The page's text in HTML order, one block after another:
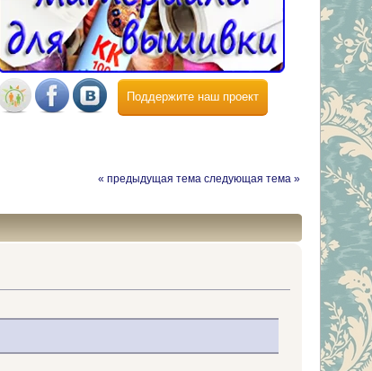
Поддержите наш проект
« предыдущая тема следующая тема »